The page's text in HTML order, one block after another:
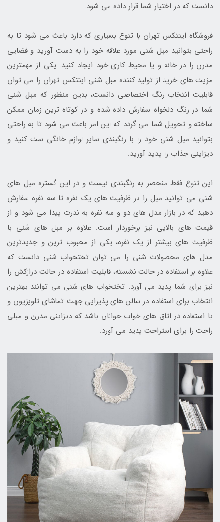
دانست که در اختیار شما قرار داده می شود.
فروشگاه اینتکس تهران با تنوع بسیاری که دارد باعث می شود تا به
راحتی بتوانید مبل شنی مورد علاقه خود را به دست آورید و فضایی
مدرن را در خانه و یا محیط کاری خود ایجاد کنید. یکی از مهمترین
مزیت های خرید از تولید کننده مبل شنی اینتکس تهران را می توان
قابلیت انتخاب رنگ اختصاصی دانست، بدین منظور که مبل شنی
شما در رنگ دلخواه سفارش داده شده و در کوتاه ترین زمان ممکن
ساخته و تحویل شما می گردد که این امر باعث می شود تا به راحتی
بتوانید مبل شنی خود را با رنگبندی سایر لوازم خانگی ست کنید و
دیزاینی جذاب را پدید آورید.
این تنوع فقط منحصر به رنگبندی نیست و در این گستره مبل های
شنی می توانید مبل را در ظرفیت های یک نفره تا سه نفره سفارش
دهید که در بازار مدل های دو و سه نفره به ندرت پیدا می شود و از
قیمت های بالایی نیز برخوردار است. علاوه بر مبل های شنی با
ظرفیت های بیشتر از یک نفره، یکی از محبوب ترین و جدیدترین
مدل های محصولات شنی را می توان تختخواب شنی دانست که
علاوه بر استفاده در حالت نشسته، قابلیت استفاده در حالت درازکش را
نیز برای شما پدید می آورد. تختخواب های شنی می توانند بهترین
انتخاب برای استفاده در سالن های پذیرایی جهت تماشای تلویزیون و
یا استفاده در اتاق های خواب جوانان باشد که دیزاینی مدرن و مبلی
راحت را برای استراحت پدید می آورد.